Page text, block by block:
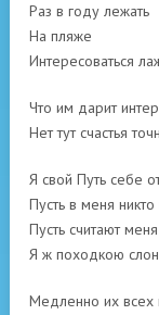
Раз в году лежать
На пляже
Интересоваться
Что им дарит
Нет тут счастья
Я свой Путь себе
Пусть в меня
Пусть считают
Я ж походкою
Медленно их всех